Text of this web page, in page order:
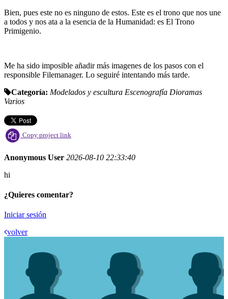
Bien, pues este no es ninguno de estos. Este es el trono que nos une
a todos y nos ata a la esencia de la Humanidad: es El Trono
Primigenio.
Me ha sido imposible añadir más imagenes de los pasos con el
responsible Filemanager. Lo seguiré intentando más tarde.
Categoría: Modelados y escultura Escenografía Dioramas
Varios
Copy project link
Anonymous User 2026-08-10 22:33:40
hi
¿Quieres comentar?
Iniciar sesión
volver